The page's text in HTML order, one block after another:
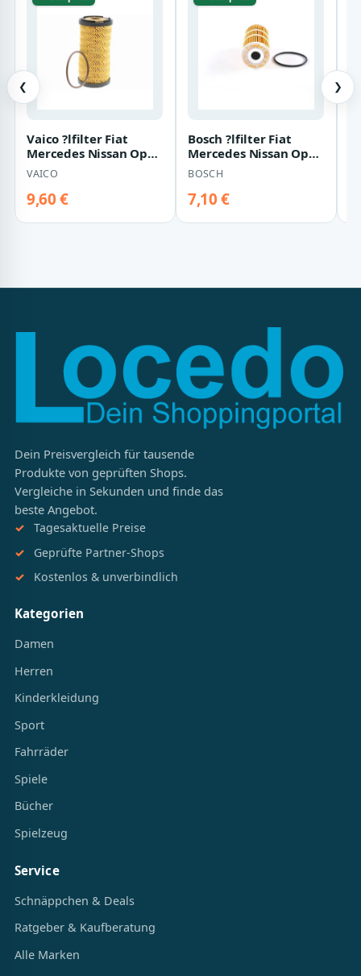
❮
Vaico ?lfilter Fiat
Mercedes Nissan Opel
Renault V46-1723
VAICO
9,60 €
Bosch ?lfilter Fiat
Mercedes Nissan Opel
Renault
BOSCH
7,10 €
❯
Dein Preisvergleich für tausende
Produkte von geprüften Shops.
Vergleiche in Sekunden und finde das
beste Angebot.
Tagesaktuelle Preise
Geprüfte Partner-Shops
Kostenlos & unverbindlich
Kategorien
Damen
Herren
Kinderkleidung
Sport
Fahrräder
Spiele
Bücher
Spielzeug
Service
Schnäppchen & Deals
Ratgeber & Kaufberatung
Alle Marken